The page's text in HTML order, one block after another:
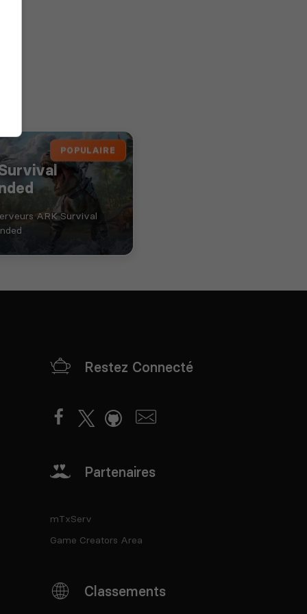
POPULAIRE
ARK Survival
Restez Connecté
Partenaires
mTxServ
Game Creators Area
Classements